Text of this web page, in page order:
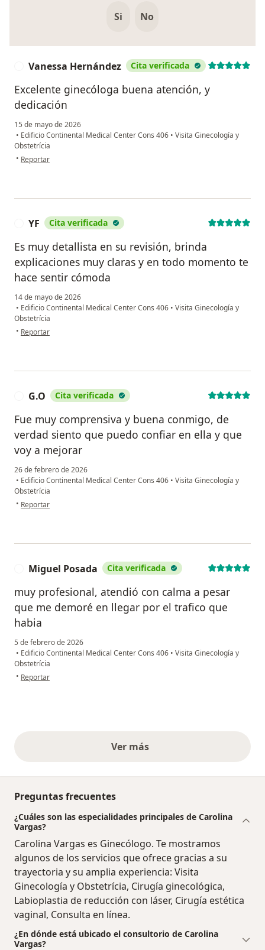
Si No
Vanessa Hernández Cita verificada
Excelente ginecóloga buena atención, y
dedicación
15 de mayo de 2026
• Edificio Continental Medical Center Cons 406 • Visita Ginecología y
Obstetrícia
• en opinión del usuario Vanessa Hernández
Reportar
YF Cita verificada
Es muy detallista en su revisión, brinda
explicaciones muy claras y en todo momento te
hace sentir cómoda
14 de mayo de 2026
• Edificio Continental Medical Center Cons 406 • Visita Ginecología y
Obstetrícia
• en opinión del usuario YF
Reportar
G.O Cita verificada
Fue muy comprensiva y buena conmigo, de
verdad siento que puedo confiar en ella y que
voy a mejorar
26 de febrero de 2026
• Edificio Continental Medical Center Cons 406 • Visita Ginecología y
Obstetrícia
• en opinión del usuario G.O
Reportar
Miguel Posada Cita verificada
muy profesional, atendió con calma a pesar
que me demoré en llegar por el trafico que
habia
5 de febrero de 2026
• Edificio Continental Medical Center Cons 406 • Visita Ginecología y
Obstetrícia
• en opinión del usuario Miguel Posada
Reportar
Ver másopiniones anteriores
Preguntas frecuentes
¿Cuáles son las especialidades principales de Carolina
Vargas?
Carolina Vargas es Ginecólogo. Te mostramos
algunos de los servicios que ofrece gracias a su
trayectoria y su amplia experiencia: Visita
Ginecología y Obstetrícia, Cirugía ginecológica,
Labioplastia de reducción con láser, Cirugía estética
vaginal, Consulta en línea.
¿En dónde está ubicado el consultorio de Carolina
Vargas?